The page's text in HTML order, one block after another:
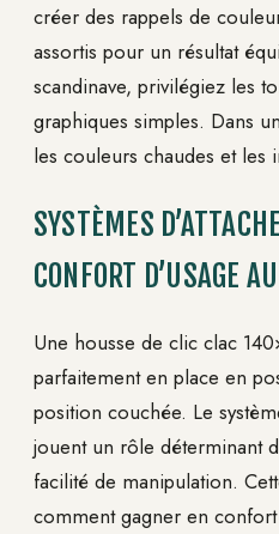
créer des rappels de
assortis pour un résultat
scandinave, privilégiez les
graphiques simples. Dans
les couleurs chaudes et les
SYSTÈMES
CONFORT D’USAGE
Une housse de clic clac
parfaitement en place en
position couchée. Le
jouent un rôle déterminant
facilité de manipulation.
comment gagner en